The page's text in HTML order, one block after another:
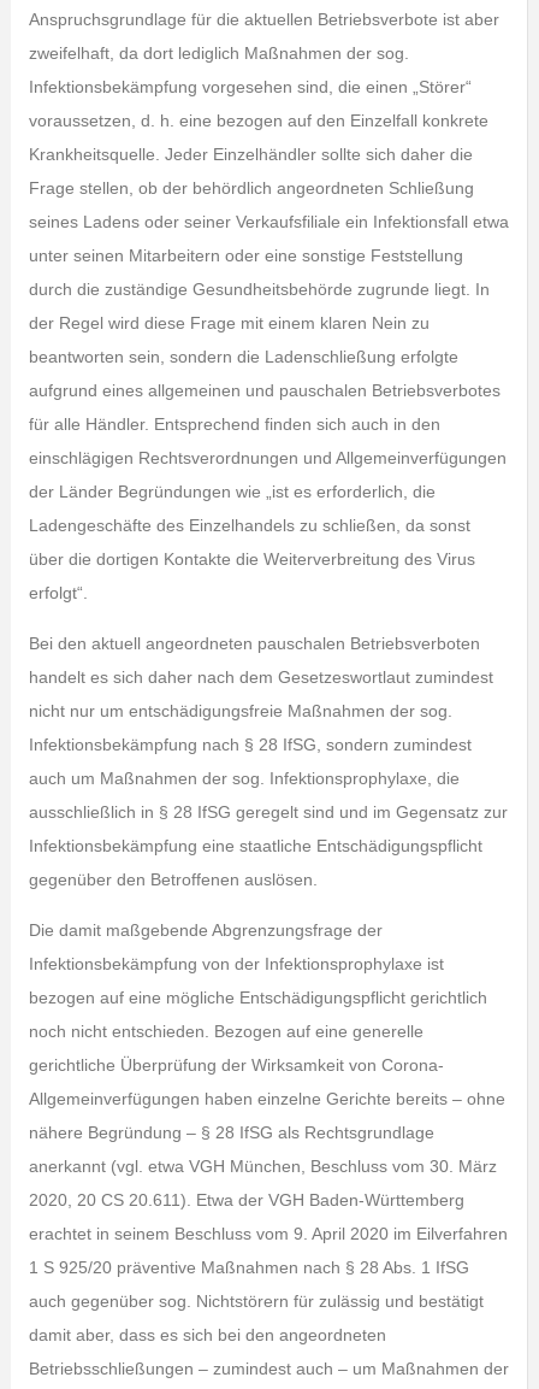
Anspruchsgrundlage für die aktuellen Betriebsverbote ist aber
zweifelhaft, da dort lediglich Maßnahmen der sog.
Infektionsbekämpfung vorgesehen sind, die einen „Störer“
voraussetzen, d. h. eine bezogen auf den Einzelfall konkrete
Krankheitsquelle. Jeder Einzelhändler sollte sich daher die
Frage stellen, ob der behördlich angeordneten Schließung
seines Ladens oder seiner Verkaufsfiliale ein Infektionsfall etwa
unter seinen Mitarbeitern oder eine sonstige Feststellung
durch die zuständige Gesundheitsbehörde zugrunde liegt. In
der Regel wird diese Frage mit einem klaren Nein zu
beantworten sein, sondern die Ladenschließung erfolgte
aufgrund eines allgemeinen und pauschalen Betriebsverbotes
für alle Händler. Entsprechend finden sich auch in den
einschlägigen Rechtsverordnungen und Allgemeinverfügungen
der Länder Begründungen wie „ist es erforderlich, die
Ladengeschäfte des Einzelhandels zu schließen, da sonst
über die dortigen Kontakte die Weiterverbreitung des Virus
erfolgt“.
Bei den aktuell angeordneten pauschalen Betriebsverboten
handelt es sich daher nach dem Gesetzeswortlaut zumindest
nicht nur um entschädigungsfreie Maßnahmen der sog.
Infektionsbekämpfung nach § 28 IfSG, sondern zumindest
auch um Maßnahmen der sog. Infektionsprophylaxe, die
ausschließlich in § 28 IfSG geregelt sind und im Gegensatz zur
Infektionsbekämpfung eine staatliche Entschädigungspflicht
gegenüber den Betroffenen auslösen.
Die damit maßgebende Abgrenzungsfrage der
Infektionsbekämpfung von der Infektionsprophylaxe ist
bezogen auf eine mögliche Entschädigungspflicht gerichtlich
noch nicht entschieden. Bezogen auf eine generelle
gerichtliche Überprüfung der Wirksamkeit von Corona-
Allgemeinverfügungen haben einzelne Gerichte bereits – ohne
nähere Begründung – § 28 IfSG als Rechtsgrundlage
anerkannt (vgl. etwa VGH München, Beschluss vom 30. März
2020, 20 CS 20.611). Etwa der VGH Baden-Württemberg
erachtet in seinem Beschluss vom 9. April 2020 im Eilverfahren
1 S 925/20 präventive Maßnahmen nach § 28 Abs. 1 IfSG
auch gegenüber sog. Nichtstörern für zulässig und bestätigt
damit aber, dass es sich bei den angeordneten
Betriebsschließungen – zumindest auch – um Maßnahmen der